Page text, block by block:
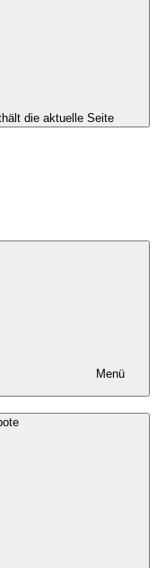
die aktuelle Seite
Menü